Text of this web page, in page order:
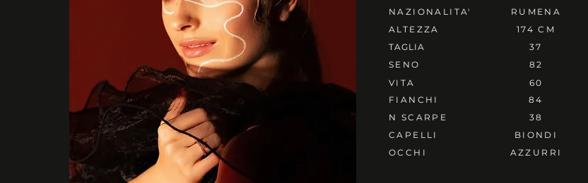
RUMENA
174 CM
37
82
60
84
38
BIONDI
AZZURRI
NAZIONALITA'
ALTEZZA
TAGLIA
SENO
VITA
FIANCHI
N SCARPE
CAPELLI
OCCHI